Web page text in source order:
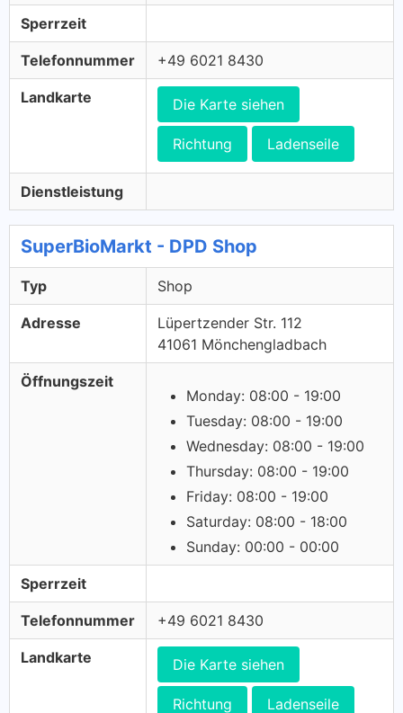
Sperrzeit
Telefonnummer +49 6021 8430
Landkarte Die Karte siehen
Richtung Ladenseile
Dienstleistung
SuperBioMarkt - DPD Shop
Typ Shop
Adresse
Lüpertzender Str. 112
41061 Mönchengladbach
Öffnungszeit
Monday: 08:00 - 19:00
Tuesday: 08:00 - 19:00
Wednesday: 08:00 - 19:00
Thursday: 08:00 - 19:00
Friday: 08:00 - 19:00
Saturday: 08:00 - 18:00
Sunday: 00:00 - 00:00
Sperrzeit
Telefonnummer +49 6021 8430
Landkarte Die Karte siehen
Richtung Ladenseile